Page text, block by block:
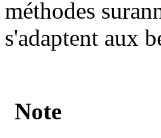
méthodes
s'adaptent aux
Note